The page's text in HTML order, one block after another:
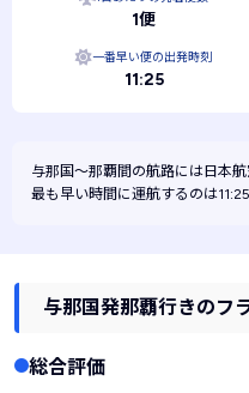
1便
一番早い便の出発時刻
11:25
与那国～那覇間の航路には 日本航
最も早い時間に運航するのは
与那国発那覇行きのフ
総合評価